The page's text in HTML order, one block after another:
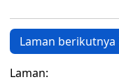
Laman berikutnya
Laman: